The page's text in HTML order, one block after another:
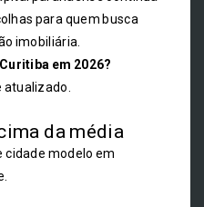
para quem busca
imobiliária.
em 2026?
da média
cidade modelo em